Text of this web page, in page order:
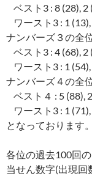
ベスト3 : 8 (28), 2
ワースト3 : 1 (13),
ナンバーズ３の全
ベスト3 : 4 (68), 2
ワースト3 : 1 (54),
ナンバーズ４の全
ベスト４ : 5 (88),
ワースト3 : 1 (71),
となっております。
各位の過去100回
当せん数字(出現回